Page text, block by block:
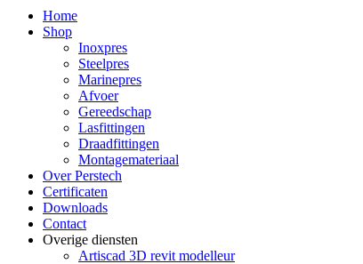
Home
Shop
Inoxpres
Steelpres
Marinepres
Afvoer
Gereedschap
Lasfittingen
Draadfittingen
Montagemateriaal
Over Perstech
Certificaten
Downloads
Contact
Overige diensten
Artiscad 3D revit modelleur